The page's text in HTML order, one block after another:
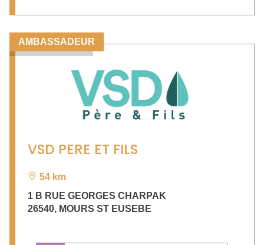
AMBASSADEUR
VSD PERE ET FILS
54 km
1 B RUE GEORGES CHARPAK
26540, MOURS ST EUSEBE